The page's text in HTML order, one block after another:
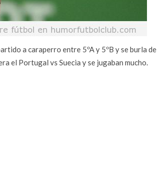
a caraperro entre 5ºA y 5ºB y se burla de
el Portugal vs Suecia y se jugaban mucho.